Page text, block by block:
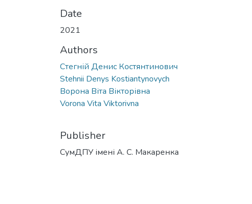
Date
2021
Authors
Стегній Денис Костянтинович
Stehnii Denys Kostiantynovych
Ворона Віта Вікторівна
Vorona Vita Viktorivna
Publisher
СумДПУ імені А. С. Макаренка